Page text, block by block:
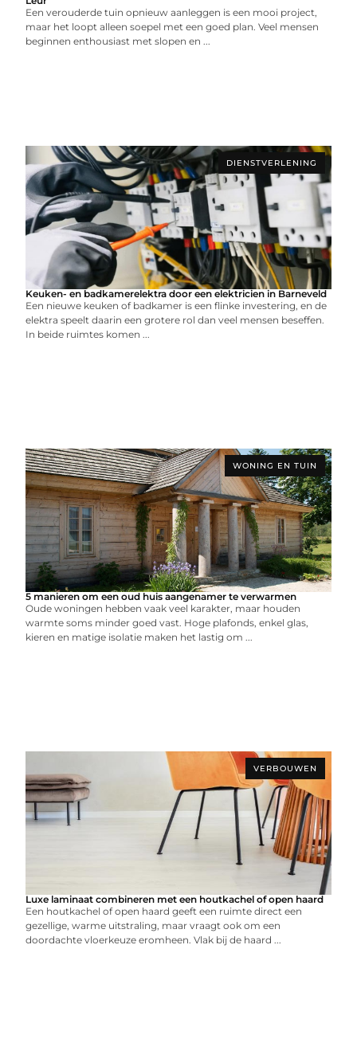
Een verouderde tuin opnieuw aanleggen is een mooi project,
maar het loopt alleen soepel met een goed plan. Veel mensen
beginnen enthousiast met slopen en ...
DIENSTVERLENING
Keuken- en badkamerelektra door een elektricien in Barneveld
Een nieuwe keuken of badkamer is een flinke investering, en de
elektra speelt daarin een grotere rol dan veel mensen beseffen.
In beide ruimtes komen ...
WONING EN TUIN
5 manieren om een oud huis aangenamer te verwarmen
Oude woningen hebben vaak veel karakter, maar houden
warmte soms minder goed vast. Hoge plafonds, enkel glas,
kieren en matige isolatie maken het lastig om ...
VERBOUWEN
Luxe laminaat combineren met een houtkachel of open haard
Een houtkachel of open haard geeft een ruimte direct een
gezellige, warme uitstraling, maar vraagt ook om een
doordachte vloerkeuze eromheen. Vlak bij de haard ...